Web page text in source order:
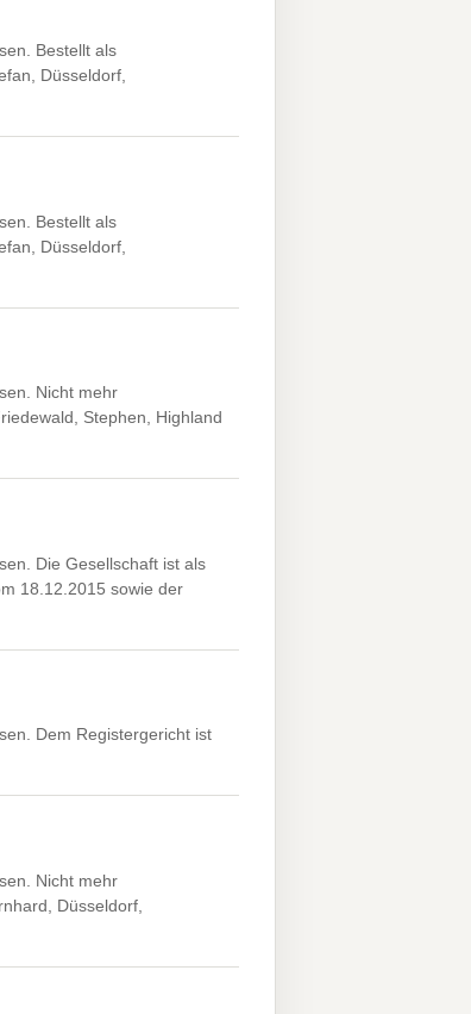
Bestellt als
Düsseldorf,
Bestellt als
Düsseldorf,
Nicht mehr
Stephen, Highland
Die Gesellschaft ist als
18.12.2015 sowie der
Dem Registergericht ist
Nicht mehr
Düsseldorf,